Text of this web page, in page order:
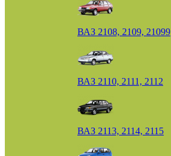
ВАЗ 2108, 2109, 21099
ВАЗ 2110, 2111, 2112
ВАЗ 2113, 2114, 2115